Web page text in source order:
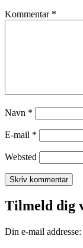
Kommentar *
Navn *
E-mail *
Websted
Tilmeld dig
Din e-mail addresse: